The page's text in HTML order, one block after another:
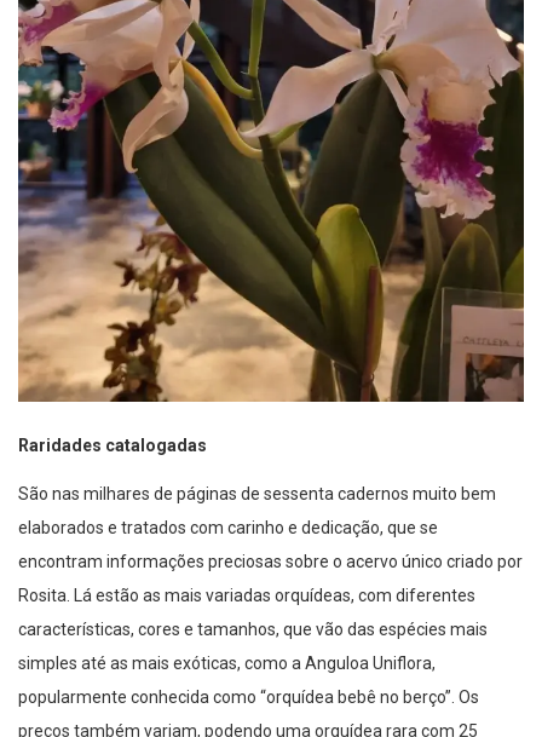
Raridades catalogadas
São nas milhares de páginas de sessenta cadernos muito bem
elaborados e tratados com carinho e dedicação, que se
encontram informações preciosas sobre o acervo único criado por
Rosita. Lá estão as mais variadas orquídeas, com diferentes
características, cores e tamanhos, que vão das espécies mais
simples até as mais exóticas, como a Anguloa Uniflora,
popularmente conhecida como “orquídea bebê no berço”. Os
preços também variam, podendo uma orquídea rara com 25